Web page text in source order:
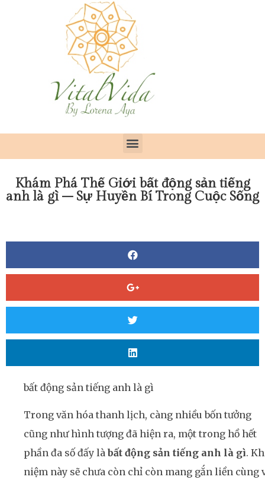
Khám Phá Thế Giới bất động sản tiếng
anh là gì – Sự Huyền Bí Trong Cuộc Sống
bất động sản tiếng anh là gì
Trong văn hóa thanh lịch, càng nhiều bốn tưởng
cũng như hình tượng đã hiện ra, một trong hồ hết
phần đa số đấy là bất động sản tiếng anh là gì.
niệm này sẽ chưa còn chỉ còn mang gắn liền cùng